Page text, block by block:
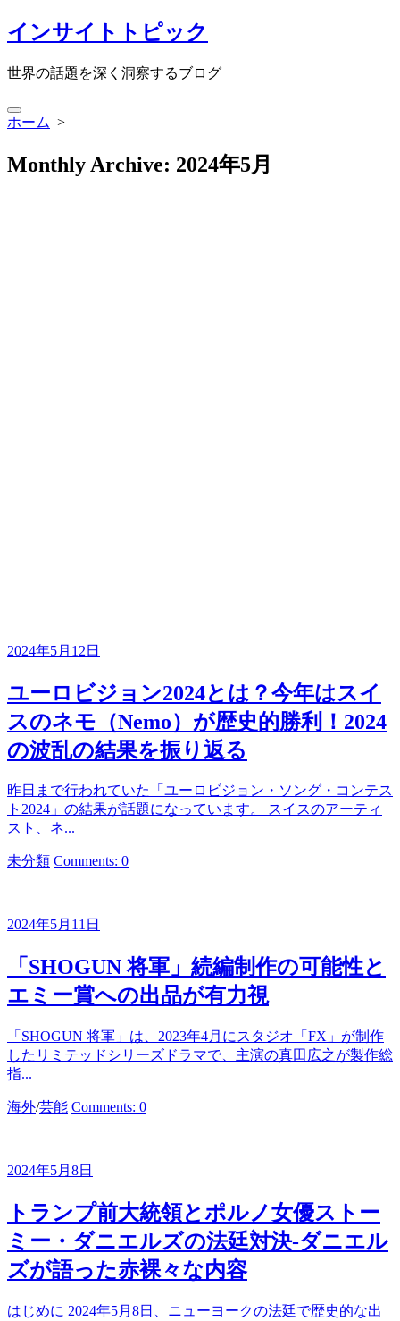
コ
ン
テ
ン
へ
キ
ッ
インサイトトピック
世界の話題を深く洞察するブログ
検
索
り
ホーム >
Monthly Archive: 2024年5月
2024年5月12日
ユーロビジョン2024とは？今年はスイ
スのネモ（Nemo）が歴史的勝利！2024
の波乱の結果を振り返る
昨日まで行われていた「ユーロビジョン・ソング・コンテス
ト2024」の結果が話題になっています。 スイスのアーティ
スト、ネ...
カ
リ
ー
未分類 Comments: 0
2024年5月11日
「SHOGUN 将軍」続編制作の可能性と
エミー賞への出品が有力視
「SHOGUN 将軍」は、2023年4月にスタジオ「FX」が制作
したリミテッドシリーズドラマで、主演の真田広之が製作総
指...
カ
リ
ー
海外/芸能 Comments: 0
2024年5月8日
トランプ前大統領とポルノ女優ストー
ミー・ダニエルズの法廷対決-ダニエル
ズが語った赤裸々な内容
はじめに 2024年5月8日、ニューヨークの法廷で歴史的な出